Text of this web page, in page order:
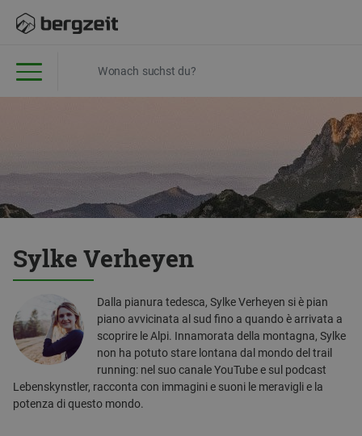
Sylke Verheyen
Dalla pianura tedesca, Sylke Verheyen si è pian
piano avvicinata al sud fino a quando è arrivata a
scoprire le Alpi. Innamorata della montagna, Sylke
non ha potuto stare lontana dal mondo del trail
running: nel suo canale YouTube e sul podcast
Lebenskynstler, racconta con immagini e suoni le meravigli e la
potenza di questo mondo.